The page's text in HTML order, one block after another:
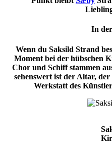
In
Wenn du Saksild Strand
Moment bei der hübschen
Chor und Schiff stammen
sehenswert ist der Altar,
Werkstatt des